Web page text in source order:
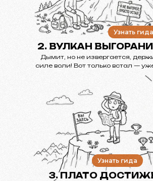
3. ПЛАТО
Дымит, но не извергается,
силе воли! Вот только встал —
2. ВУЛКАН
Узнать гида
Узнать гида